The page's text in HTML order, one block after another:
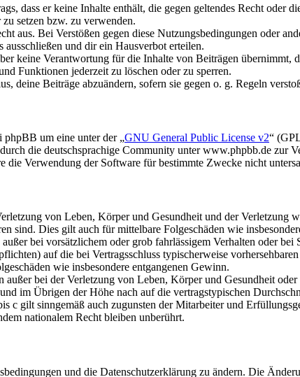
dass er keine Inhalte enthält, die gegen geltendes Recht oder
setzen bzw. zu verwenden.
aus. Bei Verstößen gegen diese Nutzungsbedingungen oder
und dir ein Hausverbot erteilen.
keine Verantwortung für die Inhalte von Beiträgen übernimmt,
Funktionen jederzeit zu löschen oder zu sperren.
deine Beiträge abzuändern, sofern sie gegen o. g. Regeln
phpBB um eine unter der „GNU General Public License v2“
die deutschsprachige Community unter www.phpbb.de
die Verwendung der Software für bestimmte Zwecke nicht
von Leben, Körper und Gesundheit und der
sind. Dies gilt auch für mittelbare Folgeschäden wie
bei vorsätzlichem oder grob fahrlässigem Verhalten oder
auf die bei Vertragsschluss typischerweise
wie insbesondere entgangenen Gewinn.
bei der Verletzung von Leben, Körper und Gesundheit
im Übrigen der Höhe nach auf die vertragstypischen
c gilt sinngemäß auch zugunsten der Mitarbeiter und
nationalem Recht bleiben unberührt.
und die Datenschutzerklärung zu ändern. Die